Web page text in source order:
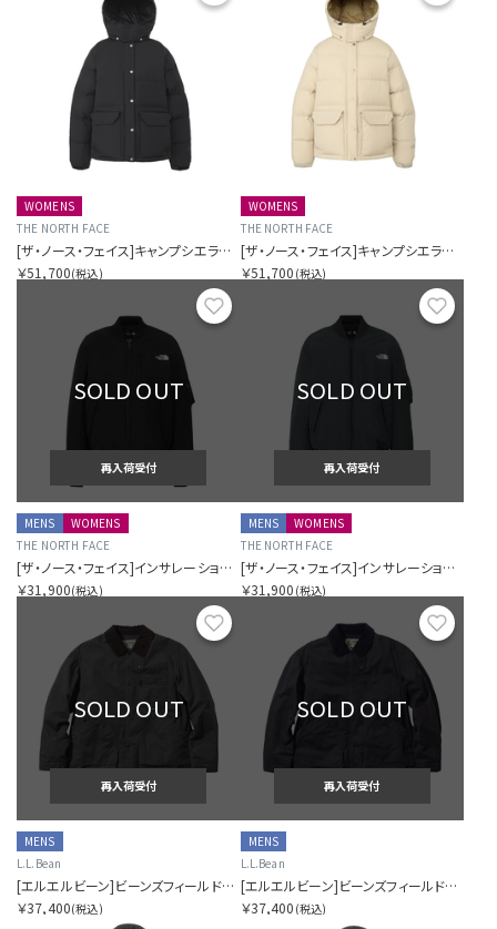
WOMENS
THE NORTH FACE
[ザ・ノース・フェイス]キャンプシエラショート
￥51,700(税込)
WOMENS
THE NORTH FACE
[ザ・ノース・フェイス]キャンプシエラショート
￥51,700 (税込)
お気に入り
SOLD OUT
再入荷受付
MENS
WOMENS
THE NORTH FACE
[ザ・ノース・フェイス]インサレーションボンバージャケット
￥31,900(税込)
SOLD OUT
再入荷受付
MENS
WOMENS
THE NORTH FACE
[ザ・ノース・フェイス]インサレーションボンバージャケット
￥31,900 (税込)
お気に入り
SOLD OUT
再入荷受付
MENS
L.L.Bean
[エルエルビーン]ビーンズフィールドコートインサレーテッド
￥37,400(税込)
SOLD OUT
再入荷受付
MENS
L.L.Bean
[エルエルビーン]ビーンズフィールドコートインサレーテッド
￥37,400 (税込)